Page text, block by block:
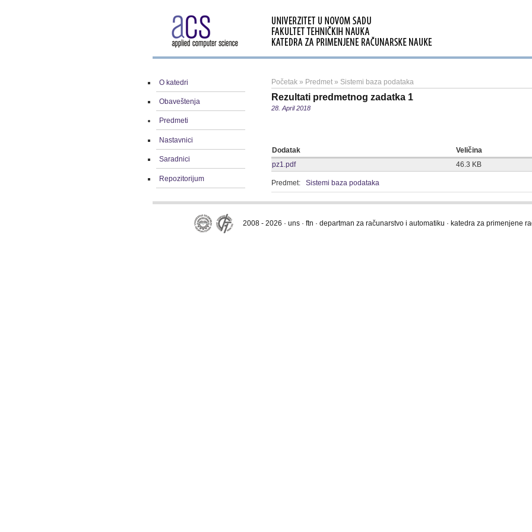
O katedri
Obaveštenja
Predmeti
Nastavnici
Saradnici
Repozitorijum
Početak » Predmet » Sistemi baza podataka
Rezultati predmetnog zadatka 1
28. April 2018
Dodatak
Veličina
pz1.pdf
46.3 KB
Predmet: Sistemi baza podataka
2008 - 2026 · uns · ftn · departman za računarstvo i automatiku · katedra za primenjene